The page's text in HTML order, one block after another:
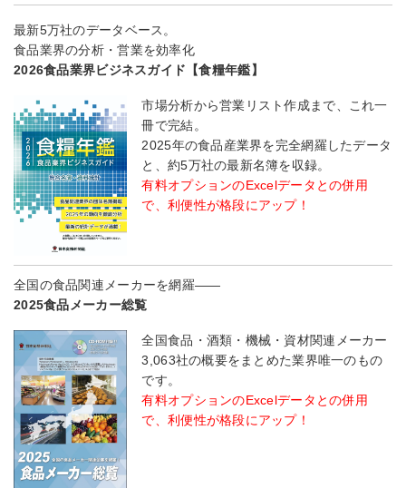
最新5万社のデータベース。
食品業界の分析・営業を効率化
2026食品業界ビジネスガイド【食糧年鑑】
市場分析から営業リスト作成まで、これ一
冊で完結。
2025年の食品産業界を完全網羅したデータ
と、約5万社の最新名簿を収録。
有料オプションのExcelデータとの併用
で、利便性が格段にアップ！
全国の食品関連メーカーを網羅――
2025食品メーカー総覧
全国食品・酒類・機械・資材関連メーカー
3,063社の概要をまとめた業界唯一のもの
です。
有料オプションのExcelデータとの併用
で、利便性が格段にアップ！